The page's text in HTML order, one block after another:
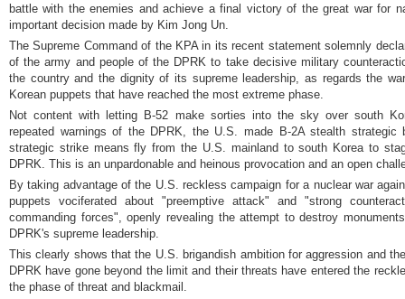
battle with the enemies and achieve a final victory of the great war for
important decision made by Kim Jong Un
The Supreme Command of the KPA in its recent statement solemnly
of the army and people of the DPRK to take decisive military
the country and the dignity of its supreme leadership, as regards the
Korean puppets that have reached the most extreme phase.
Not content with letting B-52 make sorties into the sky over south
repeated warnings of the DPRK, the U.S. made B-2A stealth strategic
strategic strike means fly from the U.S. mainland to south Korea to
DPRK. This is an unpardonable and heinous provocation and an open
By taking advantage of the U.S. reckless campaign for a nuclear war
puppets vociferated about "preemptive attack" and "strong
commanding forces", openly revealing the attempt to destroy
DPRK's supreme leadership.
This clearly shows that the U.S. brigandish ambition for aggression and
DPRK have gone beyond the limit and their threats have entered the
the phase of threat and blackmail.